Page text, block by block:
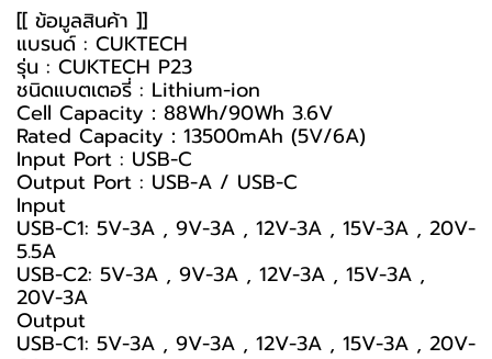
[[ ข้อมูลสินค้า ]]
แบรนด์ : CUKTECH
รุ่น : CUKTECH P23
ชนิดแบตเตอรี่ : Lithium-ion
Cell Capacity：88Wh/90Wh 3.6V
Rated Capacity：13500mAh (5V/6A)
Input Port : USB-C
Output Port : USB-A / USB-C
Input
USB-C1: 5V-3A , 9V-3A , 12V-3A , 15V-3A , 20V-
5.5A
USB-C2: 5V-3A , 9V-3A , 12V-3A , 15V-3A ,
20V-3A
Output
USB-C1: 5V-3A , 9V-3A , 12V-3A , 15V-3A , 20V-